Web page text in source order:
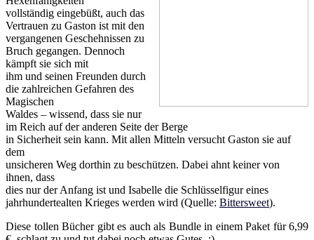
vollständig eingebüßt, auch das
Vertrauen zu Gaston ist mit den
vergangenen Geschehnissen zu
Bruch gegangen. Dennoch
kämpft sie sich mit
ihm und seinen Freunden durch
die zahlreichen Gefahren des
Magischen
Waldes – wissend, dass sie nur
im Reich auf der anderen Seite der Berge
in Sicherheit sein kann. Mit allen Mitteln versucht Gaston sie auf
dem
unsicheren Weg dorthin zu beschützen. Dabei ahnt keiner von
ihnen, dass
dies nur der Anfang ist und Isabelle die Schlüsselfigur eines
jahrhundertealten Krieges werden wird (Quelle: Bittersweet).
Diese tollen Bücher gibt es auch als Bundle in einem Paket für 6,99